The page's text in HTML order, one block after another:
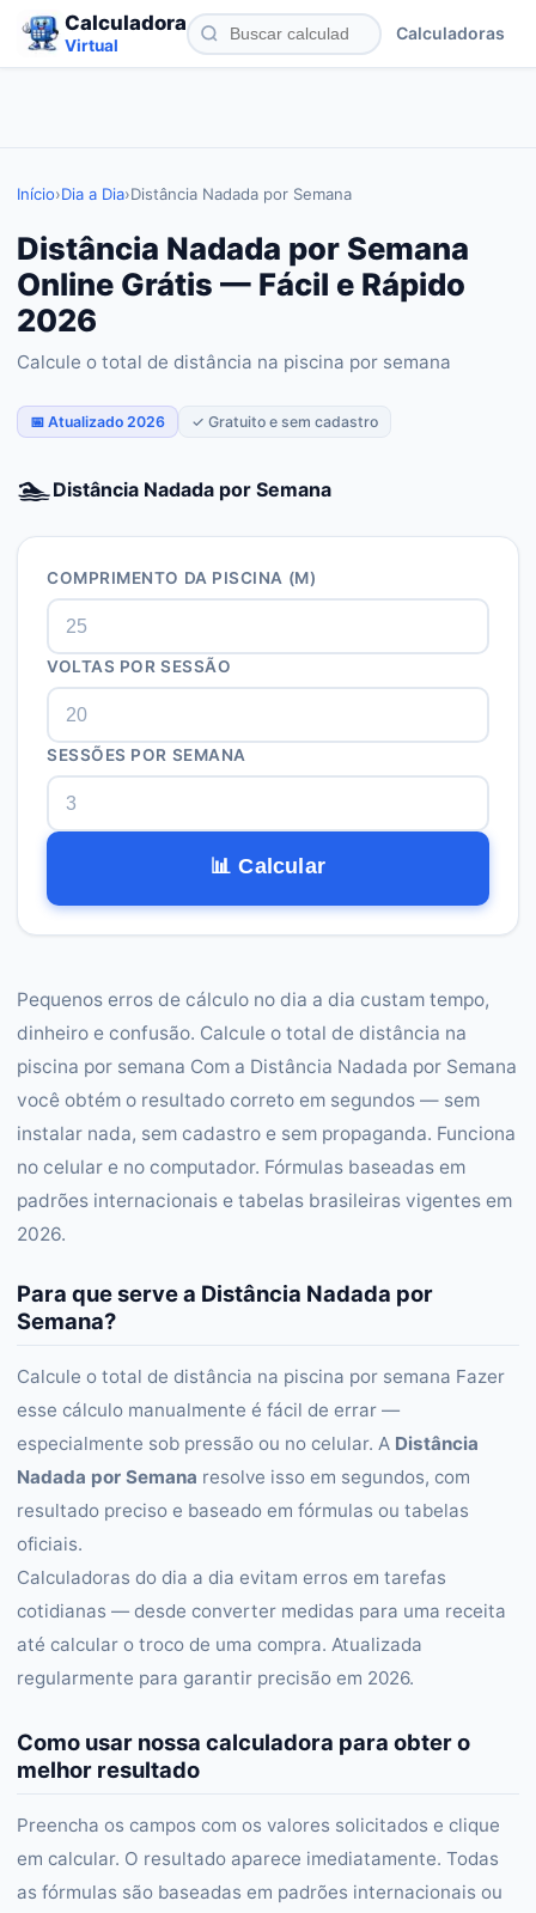
Calculadora
Virtual
Calculadoras
Início›Dia a Dia›Distância Nadada por Semana
Distância Nadada por Semana
Online Grátis — Fácil e Rápido
2026
Calcule o total de distância na piscina por semana
📅 Atualizado 2026 ✓ Gratuito e sem cadastro
🏊Distância Nadada por Semana
COMPRIMENTO DA PISCINA (M)
VOLTAS POR SESSÃO
SESSÕES POR SEMANA
📊 Calcular
Pequenos erros de cálculo no dia a dia custam tempo,
dinheiro e confusão. Calcule o total de distância na
piscina por semana Com a Distância Nadada por Semana
você obtém o resultado correto em segundos — sem
instalar nada, sem cadastro e sem propaganda. Funciona
no celular e no computador. Fórmulas baseadas em
padrões internacionais e tabelas brasileiras vigentes em
2026.
Para que serve a Distância Nadada por
Semana?
Calcule o total de distância na piscina por semana Fazer
esse cálculo manualmente é fácil de errar —
especialmente sob pressão ou no celular. A Distância
Nadada por Semana resolve isso em segundos, com
resultado preciso e baseado em fórmulas ou tabelas
oficiais.
Calculadoras do dia a dia evitam erros em tarefas
cotidianas — desde converter medidas para uma receita
até calcular o troco de uma compra. Atualizada
regularmente para garantir precisão em 2026.
Como usar nossa calculadora para obter o
melhor resultado
Preencha os campos com os valores solicitados e clique
em calcular. O resultado aparece imediatamente. Todas
as fórmulas são baseadas em padrões internacionais ou